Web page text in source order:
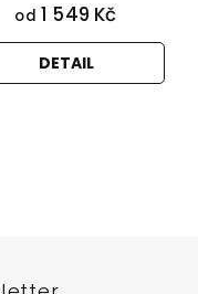
od 1 549 Kč
DETAIL